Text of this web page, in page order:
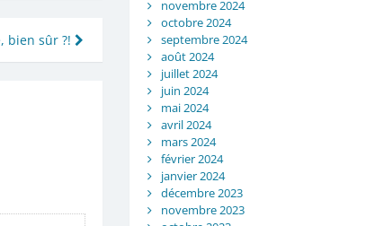
bien sûr ?!
novembre 2024
octobre 2024
septembre 2024
août 2024
juillet 2024
juin 2024
mai 2024
avril 2024
mars 2024
février 2024
janvier 2024
décembre 2023
novembre 2023